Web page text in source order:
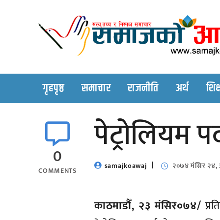
गृहपृष्ठ समाचार राजनीति अर्थ
0
COMMENTS
पेट्रोलियम
samajkoawaj २०७४ मंसिर
काठमाडौँ, २३ मंसिर०७४/